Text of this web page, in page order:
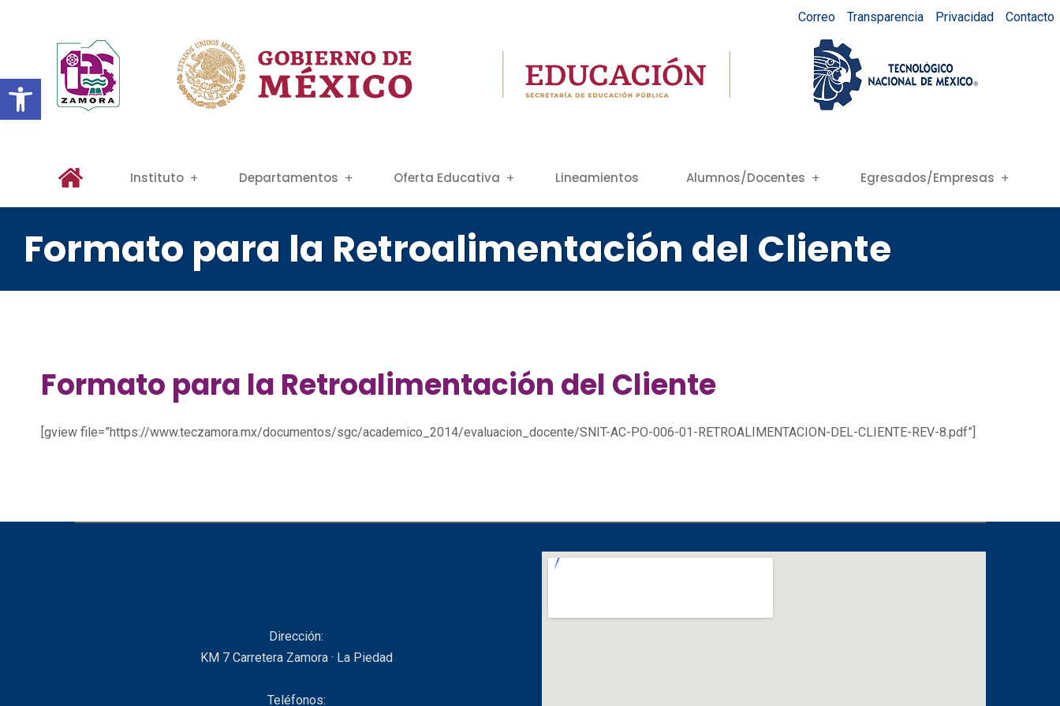
Abrir barra de herramientas
Correo Transparencia Privacidad Contacto
Instituto Departamentos Oferta Educativa Lineamientos Alumnos/Docentes Egresados/Empresas
Formato para la Retroalimentación del Cliente
Formato para la Retroalimentación del Cliente
[gview file=”https://www.teczamora.mx/documentos/sgc/academico_2014/evaluacion_docente/SNIT-AC-PO-006-01-RETROALIMENTACION-DEL-CLIENTE-REV-8.pdf”]
Dirección:
KM 7 Carretera Zamora · La Piedad
Teléfonos: